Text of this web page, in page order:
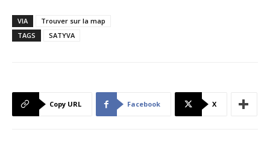
VIA
Trouver sur la map
TAGS
SATYVA
Copy URL Facebook X